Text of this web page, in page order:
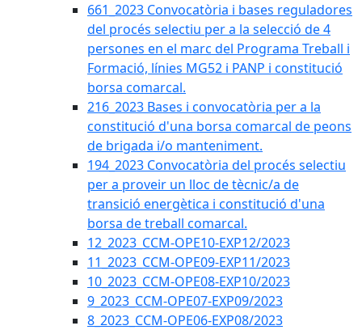
661_2023 Convocatòria i bases reguladores
del procés selectiu per a la selecció de 4
persones en el marc del Programa Treball i
Formació, línies MG52 i PANP i constitució
borsa comarcal.
216_2023 Bases i convocatòria per a la
constitució d'una borsa comarcal de peons
de brigada i/o manteniment.
194_2023 Convocatòria del procés selectiu
per a proveir un lloc de tècnic/a de
transició energètica i constitució d'una
borsa de treball comarcal.
12_2023_CCM-OPE10-EXP12/2023
11_2023_CCM-OPE09-EXP11/2023
10_2023_CCM-OPE08-EXP10/2023
9_2023_CCM-OPE07-EXP09/2023
8_2023_CCM-OPE06-EXP08/2023